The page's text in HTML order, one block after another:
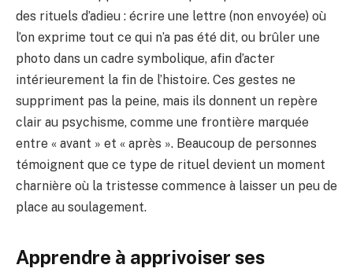
des rituels d’adieu : écrire une lettre (non envoyée) où
l’on exprime tout ce qui n’a pas été dit, ou brûler une
photo dans un cadre symbolique, afin d’acter
intérieurement la fin de l’histoire. Ces gestes ne
suppriment pas la peine, mais ils donnent un repère
clair au psychisme, comme une frontière marquée
entre « avant » et « après ». Beaucoup de personnes
témoignent que ce type de rituel devient un moment
charnière où la tristesse commence à laisser un peu de
place au soulagement.
Apprendre à apprivoiser ses